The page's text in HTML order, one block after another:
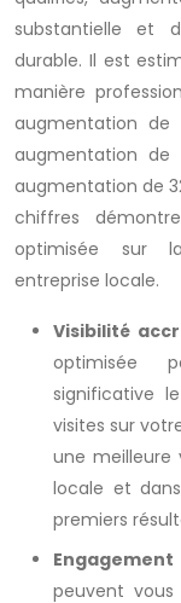
substantielle et
durable. Il est
manière
augmentation
augmentation de
augmentation de
chiffres
optimisée sur
entreprise locale.
Visibilité
optimisée
significative
visites sur
une meilleure
locale et
premiers
peuvent